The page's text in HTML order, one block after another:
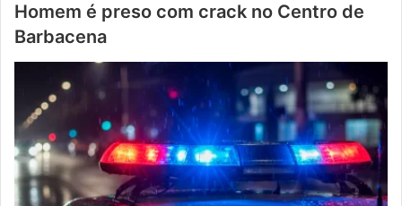
Homem é preso com crack no Centro de
Barbacena